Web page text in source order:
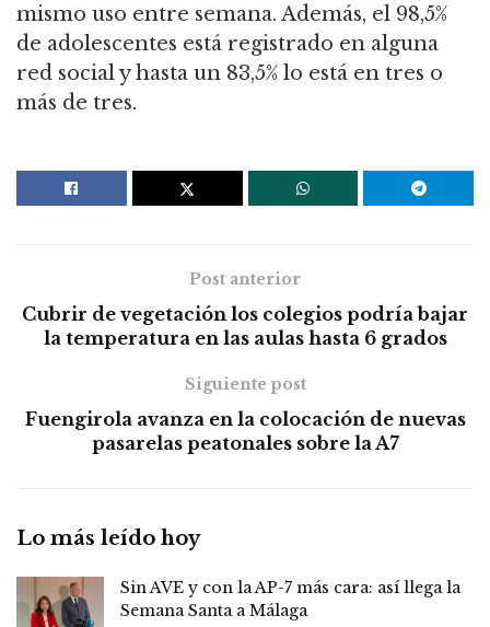
mismo uso entre semana. Además, el 98,5%
de adolescentes está registrado en alguna
red social y hasta un 83,5% lo está en tres o
más de tres.
Post anterior
Cubrir de vegetación los colegios podría bajar
la temperatura en las aulas hasta 6 grados
Siguiente post
Fuengirola avanza en la colocación de nuevas
pasarelas peatonales sobre la A7
Lo más leído hoy
Sin AVE y con la AP-7 más cara: así llega la
Semana Santa a Málaga